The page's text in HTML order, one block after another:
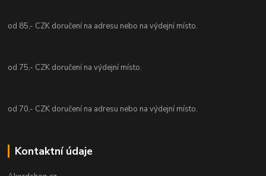
od 85,- CZK doručení na adresu nebo na výdejní místo.
od 75,- CZK doručení na výdejní místo.
od 70,- CZK doručení na adresu nebo na výdejní místo.
Kontaktní údaje